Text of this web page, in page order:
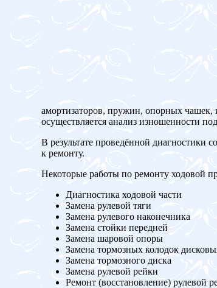
амортизаторов, пружин, опорных чашек,
осуществляется анализ изношенности
В результате проведённой диагностики
к ремонту.
Некоторые работы по ремонту ходовой
Диагностика ходовой части
Замена рулевой тяги
Замена рулевого наконечника
Замена стойки передней
Замена шаровой опоры
Замена тормозных колодок
Замена тормозного диска
Замена рулевой рейки
Ремонт (восстановление) рулевой